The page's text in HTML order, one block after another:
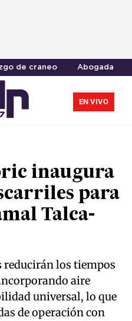
de craneo Abogada
EN VIVO
inaugura
para
Talca-
reducirán los tiempos
aire
universal, lo que
de operación con